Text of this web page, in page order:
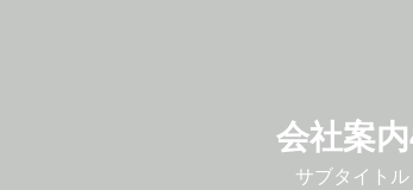
会社案
サブタイトル